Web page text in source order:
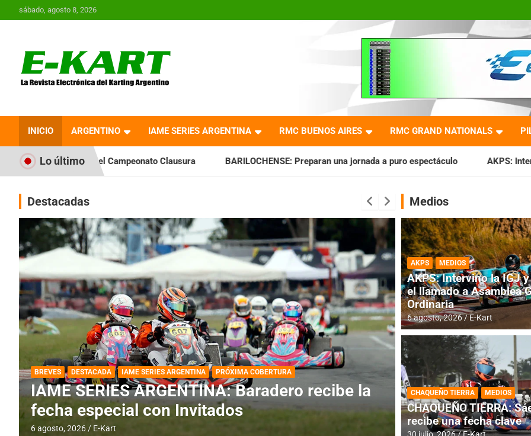
al
sábado, agosto 8, 2026
Revista Electrónica del
Karting en Argentina
INICIO ARGENTINO IAME SERIES ARGENTINA RMC BUENOS AIRES RMC GRAND NATIONALS
Lo último
el Campeonato Clausura BARILOCHENSE: Preparan una jornada a puro espectáculo AKPS: Intervino la IGJ y
Destacadas
DESTACADA IAME SERIES ARGENTINA
IAME SERIES ARGENTINA: Horarios para la
fecha con Invitados
4 agosto, 2026 E-Kart
DESTACADA INFORME CENTRAL
RMC BUENOS
histórica en
4 agosto, 2026 E-Kart
Medios
AKPS MEDIOS
AKPS: Intervino la IGJ
el llamado a Asamblea
Ordinaria
6 agosto, 2026 E-Kart
CHAQUEÑO TIERRA MEDIOS
CHAQUEÑO TIERRA:
recibe una fecha clave